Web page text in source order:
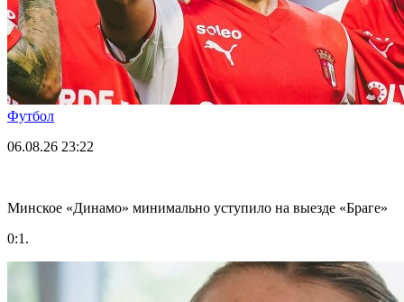
Футбол
06.08.26 23:22
Минское «Динамо» минимально уступило на выезде «Браге»
0:1.